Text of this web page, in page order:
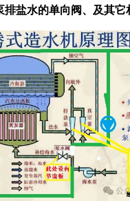
盐水的单向阀、及其它